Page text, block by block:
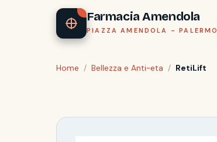
Farmacia Amendola
PIAZZA AMENDOLA - PALERMO
Home / Bellezza e Anti-eta / RetiLift